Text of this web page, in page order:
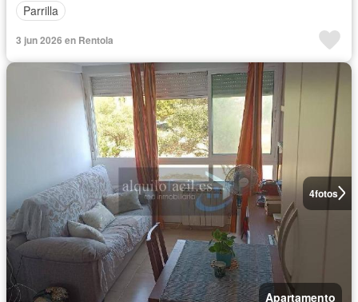
Parrilla
3 jun 2026 en Rentola
4fotos
Apartamento